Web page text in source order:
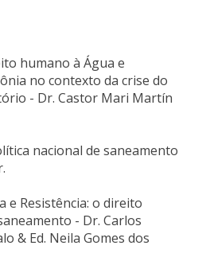
humano à Água e
no contexto da crise do
- Dr. Castor Mari Martín
nacional de saneamento
e Resistência: o direito
- Dr. Carlos
& Ed. Neila Gomes dos